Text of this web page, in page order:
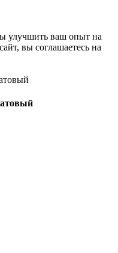
улучшить ваш опыт на
вы соглашаетесь на